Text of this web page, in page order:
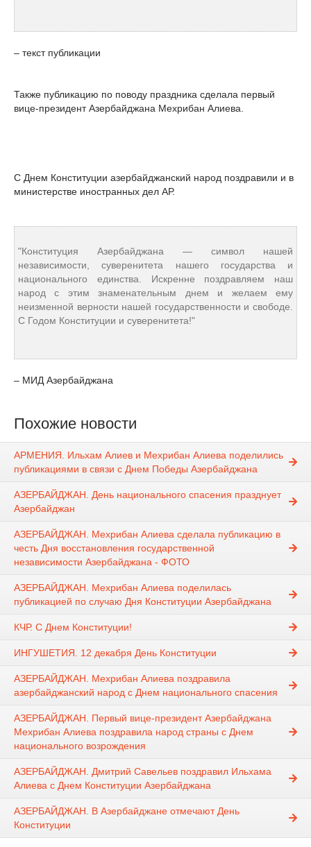
– текст публикации
Также публикацию по поводу праздника сделала первый
вице-президент Азербайджана Мехрибан Алиева.
С Днем Конституции азербайджанский народ поздравили и в
министерстве иностранных дел АР.
"Конституция Азербайджана — символ нашей
независимости, суверенитета нашего государства и
национального единства. Искренне поздравляем наш
народ с этим знаменательным днем и желаем ему
неизменной верности нашей государственности и свободе.
С Годом Конституции и суверенитета!"
– МИД Азербайджана
Похожие новости
АРМЕНИЯ. Ильхам Алиев и Мехрибан Алиева поделились
публикациями в связи с Днем Победы Азербайджана
АЗЕРБАЙДЖАН. День национального спасения празднует
Азербайджан
АЗЕРБАЙДЖАН. Мехрибан Алиева сделала публикацию в
честь Дня восстановления государственной
независимости Азербайджана - ФОТО
АЗЕРБАЙДЖАН. Мехрибан Алиева поделилась
публикацией по случаю Дня Конституции Азербайджана
КЧР. С Днем Конституции!
ИНГУШЕТИЯ. 12 декабря День Конституции
АЗЕРБАЙДЖАН. Мехрибан Алиева поздравила
азербайджанский народ с Днем национального спасения
АЗЕРБАЙДЖАН. Первый вице-президент Азербайджана
Мехрибан Алиева поздравила народ страны с Днем
национального возрождения
АЗЕРБАЙДЖАН. Дмитрий Савельев поздравил Ильхама
Алиева с Днем Конституции Азербайджана
АЗЕРБАЙДЖАН. В Азербайджане отмечают День
Конституции